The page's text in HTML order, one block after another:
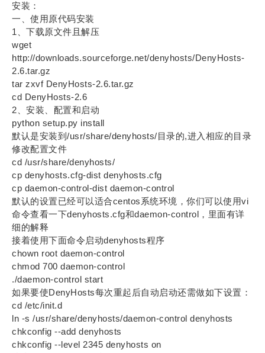
安装：
一、使用原代码安装
1、下载原文件且解压
wget
http://downloads.sourceforge.net/denyhosts/DenyHosts-
2.6.tar.gz
tar zxvf DenyHosts-2.6.tar.gz
cd DenyHosts-2.6
2、安装、配置和启动
python setup.py install
默认是安装到/usr/share/denyhosts/目录的,进入相应的目录
修改配置文件
cd /usr/share/denyhosts/
cp denyhosts.cfg-dist denyhosts.cfg
cp daemon-control-dist daemon-control
默认的设置已经可以适合centos系统环境，你们可以使用vi
命令查看一下denyhosts.cfg和daemon-control，里面有详
细的解释
接着使用下面命令启动denyhosts程序
chown root daemon-control
chmod 700 daemon-control
./daemon-control start
如果要使DenyHosts每次重起后自动启动还需做如下设置：
cd /etc/init.d
ln -s /usr/share/denyhosts/daemon-control denyhosts
chkconfig --add denyhosts
chkconfig --level 2345 denyhosts on